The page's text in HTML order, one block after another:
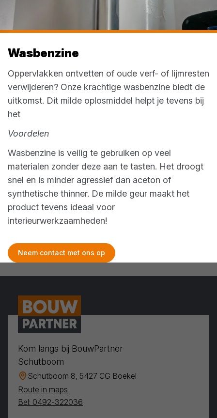
Wasbenzine
Oppervlakken ontvetten of oude verf- of lijmresten
verwijderen? Onze krachtige wasbenzine biedt de
uitkomst. Dit milde oplosmiddel helpt je tevens bij
het
Voordelen
Wasbenzine is veilig te gebruiken op veel
materialen zonder deze aan te tasten. Het droogt
snel en is minder agressief dan aceton of
synthetische thinner. De milde geur maakt het
product tevens ideaal voor
interieurwerkzaamheden!
Neem contact met ons op
Kom langs bij BouwPartner
Schutboom
Schutboom 8, 5427 CG Boekel
Route in maps
Bel: 0492-322036